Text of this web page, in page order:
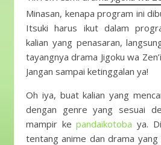
Minasan, kenapa program ini
Itsuki harus ikut dalam
kalian yang penasaran,
tayangnya drama Jigoku wa
Jangan sampai ketinggalan ya!
Oh iya, buat kalian yang
dengan genre yang sesuai
mampir kepandaikotoba ya.
tentang anime dan drama yang